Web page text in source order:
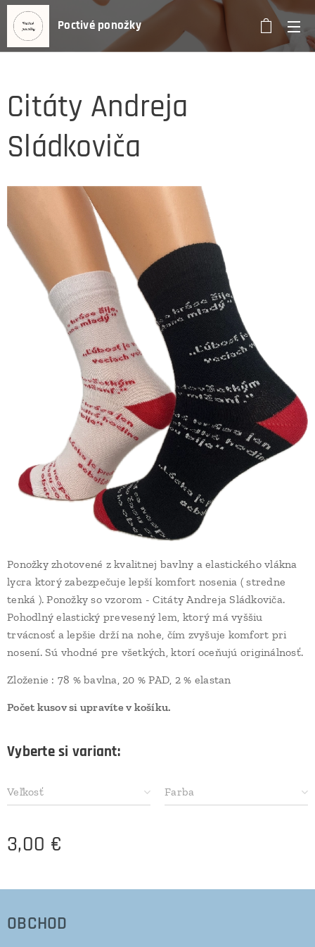
Poctivé ponožky
Citáty Andreja
Sládkoviča
Ponožky zhotovené z kvalitnej bavlny a elastického vlákna
lycra ktorý zabezpečuje lepší komfort nosenia ( stredne
tenká ). Ponožky so vzorom - Citáty Andreja Sládkoviča.
Pohodlný elastický prevesený lem, ktorý má vyššiu
trvácnosť a lepšie drží na nohe, čím zvyšuje komfort pri
nosení. Sú vhodné pre všetkých, ktorí oceňujú originálnosť.
Zloženie : 78 % bavlna, 20 % PAD, 2 % elastan
Počet kusov si upravíte v košíku.
Vyberte si variant:
Veľkosť Farba
3,00 €
OBCHOD